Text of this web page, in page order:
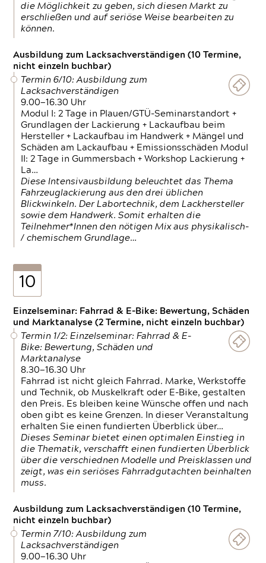
die Möglichkeit zu geben, sich diesen Markt zu
erschließen und auf seriöse Weise bearbeiten zu
können.
Ausbildung zum Lacksachverständigen (10 Termine,
nicht einzeln buchbar)
Termin 6/10: Ausbildung zum
Lacksachverständigen
9.00—16.30 Uhr
Modul I: 2 Tage in Plauen/GTÜ-Seminarstandort +
Grundlagen der Lackierung + Lackaufbau beim
Hersteller + Lackaufbau im Handwerk + Mängel und
Schäden am Lackaufbau + Emissionsschäden Modul
II: 2 Tage in Gummersbach + Workshop Lackierung +
La…
Diese Intensivausbildung beleuchtet das Thema
Fahrzeuglackierung aus den drei üblichen
Blickwinkeln. Der Labortechnik, dem Lackhersteller
sowie dem Handwerk. Somit erhalten die
Teilnehmer*Innen den nötigen Mix aus physikalisch-
/ chemischem Grundlage…
10
Einzelseminar: Fahrrad & E-Bike: Bewertung, Schäden
und Marktanalyse (2 Termine, nicht einzeln buchbar)
Termin 1/2: Einzelseminar: Fahrrad & E-
Bike: Bewertung, Schäden und
Marktanalyse
8.30—16.30 Uhr
Fahrrad ist nicht gleich Fahrrad. Marke, Werkstoffe
und Technik, ob Muskelkraft oder E-Bike, gestalten
den Preis. Es bleiben keine Wünsche offen und nach
oben gibt es keine Grenzen. In dieser Veranstaltung
erhalten Sie einen fundierten Überblick über…
Dieses Seminar bietet einen optimalen Einstieg in
die Thematik, verschafft einen fundierten Überblick
über die verschiednen Modelle und Preisklassen und
zeigt, was ein seriöses Fahrradgutachten beinhalten
muss.
Ausbildung zum Lacksachverständigen (10 Termine,
nicht einzeln buchbar)
Termin 7/10: Ausbildung zum
Lacksachverständigen
9.00—16.30 Uhr